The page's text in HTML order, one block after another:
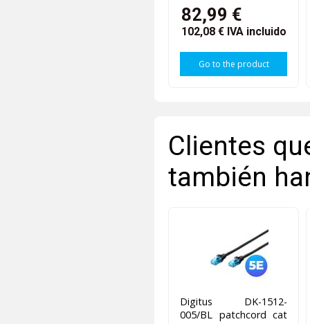
82,99 €
102,08 € IVA incluido
Go to the product
Clientes
también
Digitus DK-1512-
005/BL patchcord cat